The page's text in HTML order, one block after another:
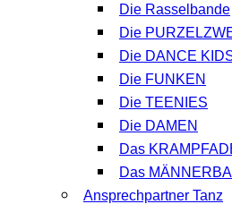
Die Rasselbande
Die
Die DANCE
Die FUNKEN
Die TEENIES
Die DAMEN
Das
Das
Ansprechpartner Tanz